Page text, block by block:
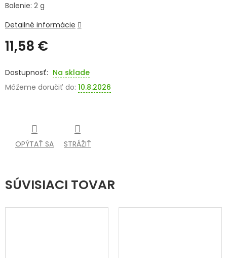
VETERINA
ZNAČKY
11,58 €
cena:
Na sklade
Môžeme doručiť do: 10.8.2026
Balenie: 2 g
Detailné informácie
OPÝTAŤ SA STRÁŽIŤ
SÚVISIACI TOVAR